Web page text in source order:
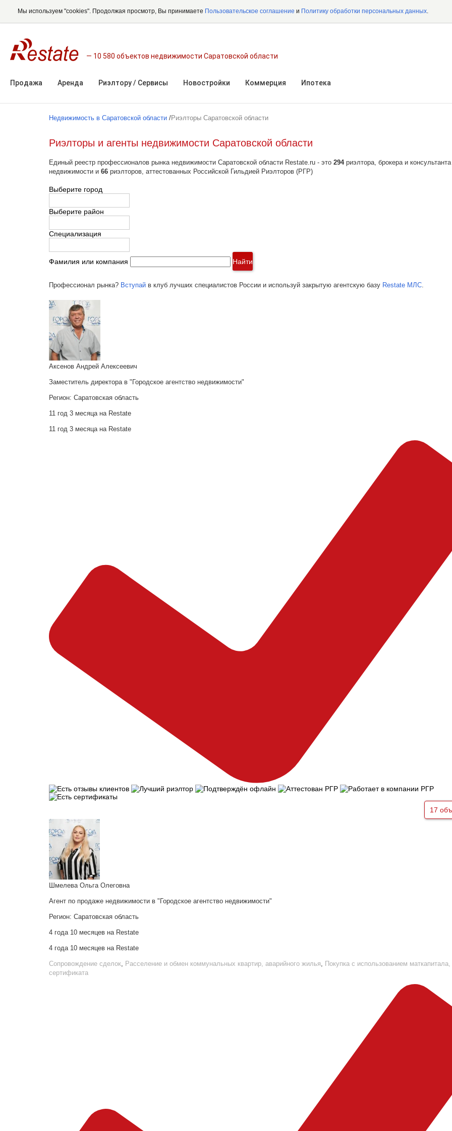
Мы используем "cookies". Продолжая просмотр, Вы принимаете Пользовательское соглашение и Политику обработки персональных данных.
10 580 объектов недвижимости Саратовской области
Продажа Аренда Риэлтору / Сервисы Новостройки Коммерция Ипотека
Недвижимость в Саратовской области /Риэлторы Саратовской области
Риэлторы и агенты недвижимости Саратовской области
Единый реестр профессионалов рынка недвижимости Саратовской области Restate.ru - это 294риэлтора, брокера и
недвижимости и 66 риэлторов, аттестованных Российской Гильдией Риэлторов (РГР)
Выберите город
Выберите район
Специализация
Фамилия или компания Найти
Профессионал рынка? Вступай в клуб лучших специалистов России и используй закрытую агентскую базу Restate МЛС.
Аксенов Андрей Алексеевич
Заместитель директора в "Городское агентство недвижимости"
Регион: Саратовская область
11 год 3 месяца на Restate
11 год 3 месяца на Restate
17
Шмелева Ольга Олеговна
Агент по продаже недвижимости в "Городское агентство недвижимости"
Регион: Саратовская область
4 года 10 месяцев на Restate
4 года 10 месяцев на Restate
Сопровождение сделок, Расселение и обмен коммунальных квартир, аварийного жилья, Покупка с использованием
сертификата